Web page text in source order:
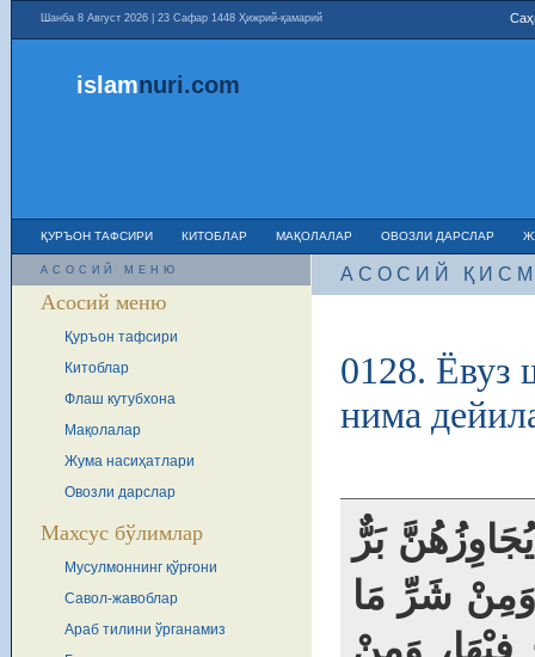
Шанба 8 Август 2026 | 23 Сафар 1448 Ҳижрий-қамарий
islamnuri.com
ҚУРЪОН ТАФСИРИ КИТОБЛАР МАҚОЛАЛАР ОВОЗЛИ ДАРСЛАР
АСОСИЙ МЕНЮ
Асосий меню
Қуръон тафсири
Китоблар
Флаш кутубхона
Мақолалар
Жума насиҳатлари
Овозли дарслар
Махсус бўлимлар
Мусулмоннинг қўрғони
Савол-жавоблар
Араб тилини ўрганамиз
АСОСИЙ
0128. Ёвуз
нима
بَرٌّ
وَمِنْ شَرِّ مَا
وَمِنْ